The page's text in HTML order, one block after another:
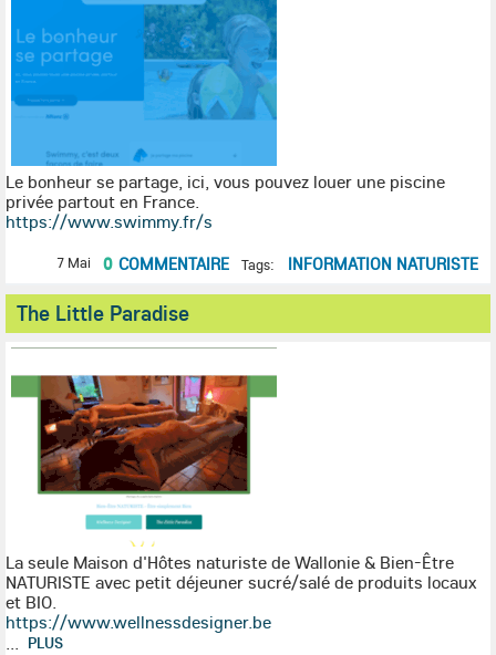
Le bonheur se partage, ici, vous pouvez louer une piscine
privée partout en France.
https://www.swimmy.fr/s
7 Mai 0 COMMENTAIRE Tags: INFORMATION NATURISTE
The Little Paradise
La seule Maison d'Hôtes naturiste de Wallonie & Bien-Être
NATURISTE avec petit déjeuner sucré/salé de produits locaux
et BIO.
https://www.wellnessdesigner.be
... PLUS